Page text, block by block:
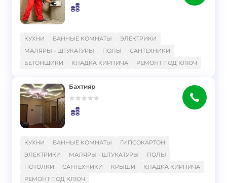
КУХНИ ВАННЫЕ КОМНАТЫ
ЭЛЕКТРИКИ
МАЛЯРЫ - ШТУКАТУРЫ
ПОЛЫ
САНТЕХНИКИ
БЕТОНЩИКИ
КЛАДКА КИРПИЧА РЕМОНТ ПОД КЛЮЧ
Бахтияр
КУХНИ ВАННЫЕ КОМНАТЫ
ГИПСОКАРТОН
ЭЛЕКТРИКИ
МАЛЯРЫ - ШТУКАТУРЫ
ПОЛЫ
ПОТОЛКИ
САНТЕХНИКИ КРЫШИ
КЛАДКА КИРПИЧА
РЕМОНТ ПОД КЛЮЧ